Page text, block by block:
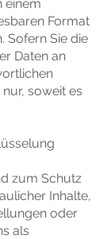
einem
Format
Sofern Sie die
Daten an
soweit es
zum Schutz
Inhalte,
oder
als